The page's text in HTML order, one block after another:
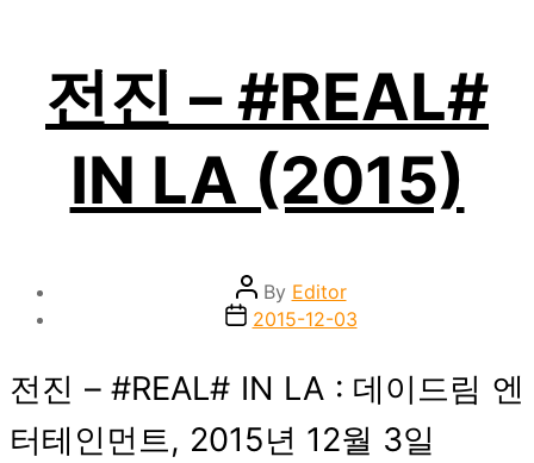
전진 – #REAL#
IN LA (2015)
Post
author
By Editor
Post2015-12-03
전진 – #REAL# IN LA : 데이드림 엔
터테인먼트, 2015년 12월 3일